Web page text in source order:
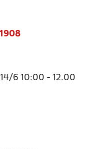
14/6 10:00 - 12.00